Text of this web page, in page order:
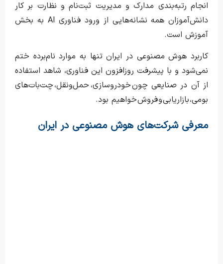
انجام رتبه‌بندی مدارک و مدیریت ثبت‌نام و نظارت بر کار
دانش‌آموزان همه نشانه‌هایی از ورود فناوری AI به بخش
آموزش است.
کاربرد هوش مصنوعی در ایران تنها به موارد نام‌برده ختم
نمی‌شود و با پیشرفت روزافزون این فناوری، شاهد استفاده
از آن در صنایعی چون خودروسازی، حمل‌ونقل،‌ چت‌بات‌های
بومی، بازاریابی و فروش خواهیم بود.
معرفی شرکت‌های هوش مصنوعی در ایران